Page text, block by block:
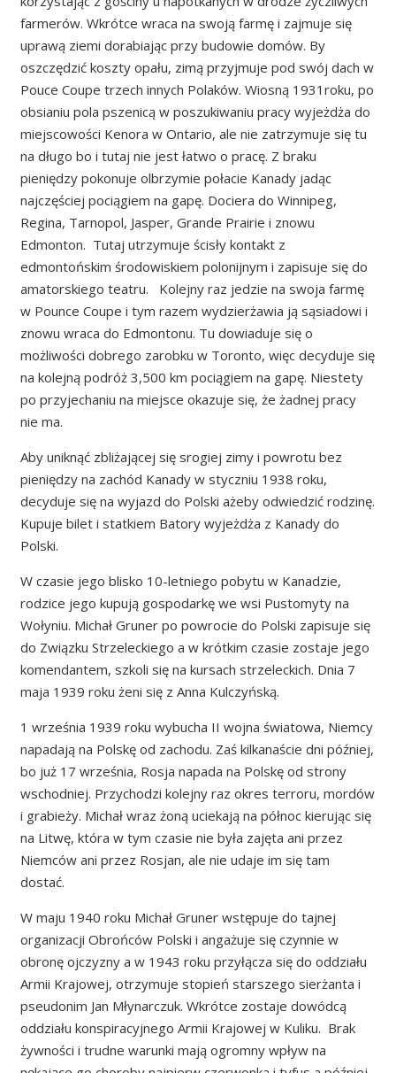
farmerów. Wkrótce wraca na swoją farmę i zajmuje się
uprawą ziemi dorabiając przy budowie domów. By
oszczędzić koszty opału, zimą przyjmuje pod swój dach w
Pouce Coupe trzech innych Polaków. Wiosną 1931roku, po
obsianiu pola pszenicą w poszukiwaniu pracy wyjeżdża do
miejscowości Kenora w Ontario, ale nie zatrzymuje się tu
na długo bo i tutaj nie jest łatwo o pracę. Z braku
pieniędzy pokonuje olbrzymie połacie Kanady jadąc
najczęściej pociągiem na gapę. Dociera do Winnipeg,
Regina, Tarnopol, Jasper, Grande Prairie i znowu
Edmonton. Tutaj utrzymuje ścisły kontakt z
edmontońskim środowiskiem polonijnym i zapisuje się do
amatorskiego teatru. Kolejny raz jedzie na swoja farmę
w Pounce Coupe i tym razem wydzierżawia ją sąsiadowi i
znowu wraca do Edmontonu. Tu dowiaduje się o
możliwości dobrego zarobku w Toronto, więc decyduje się
na kolejną podróż 3,500 km pociągiem na gapę. Niestety
po przyjechaniu na miejsce okazuje się, że żadnej pracy
nie ma.
Aby uniknąć zbliżającej się srogiej zimy i powrotu bez
pieniędzy na zachód Kanady w styczniu 1938 roku,
decyduje się na wyjazd do Polski ażeby odwiedzić rodzinę.
Kupuje bilet i statkiem Batory wyjeżdża z Kanady do
Polski.
W czasie jego blisko 10-letniego pobytu w Kanadzie,
rodzice jego kupują gospodarkę we wsi Pustomyty na
Wołyniu. Michał Gruner po powrocie do Polski zapisuje się
do Związku Strzeleckiego a w krótkim czasie zostaje jego
komendantem, szkoli się na kursach strzeleckich. Dnia 7
maja 1939 roku żeni się z Anna Kulczyńską.
1 września 1939 roku wybucha II wojna światowa, Niemcy
napadają na Polskę od zachodu. Zaś kilkanaście dni później,
bo już 17 września, Rosja napada na Polskę od strony
wschodniej. Przychodzi kolejny raz okres terroru, mordów
i grabieży. Michał wraz żoną uciekają na północ kierując się
na Litwę, która w tym czasie nie była zajęta ani przez
Niemców ani przez Rosjan, ale nie udaje im się tam
dostać.
W maju 1940 roku Michał Gruner wstępuje do tajnej
organizacji Obrońców Polski i angażuje się czynnie w
obronę ojczyzny a w 1943 roku przyłącza się do oddziału
Armii Krajowej, otrzymuje stopień starszego sierżanta i
pseudonim Jan Młynarczuk. Wkrótce zostaje dowódcą
oddziału konspiracyjnego Armii Krajowej w Kuliku. Brak
żywności i trudne warunki mają ogromny wpływ na